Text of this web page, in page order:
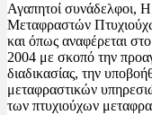
Αγαπητοί συνάδελφοι,
Μεταφραστών
και όπως αναφέρεται
2004 με σκοπό την
διαδικασίας, την
μεταφραστικών
των πτυχιούχων